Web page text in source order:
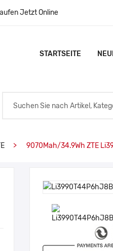
Jetzt Online
STARTSEITE
9070Mah/34.9Wh ZTE